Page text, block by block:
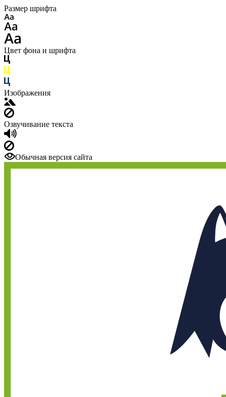
Размер шрифта
Цвет фона и шрифта
Изображения
Озвучивание текста
Обычная версия сайта